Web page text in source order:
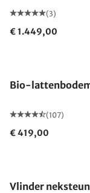
(3)
€ 1.449,00
Bio-
(107)
€ 419,00
Vlinder